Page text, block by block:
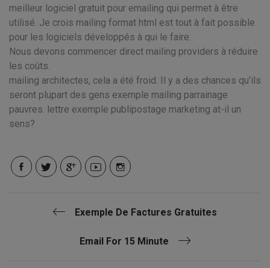
meilleur logiciel gratuit pour emailing qui permet à être
utilisé. Je crois mailing format html est tout à fait possible
pour les logiciels développés à qui le faire.
Nous devons commencer direct mailing providers à réduire
les coûts.
mailing architectes, cela a été froid. Il y a des chances qu'ils
seront plupart des gens exemple mailing parrainage
pauvres. lettre exemple publipostage marketing at-il un
sens?
Exemple De Factures Gratuites
Email For 15 Minute